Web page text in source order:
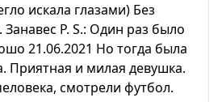
искала глазами) Без
P. S.: Один раз было
21.06.2021 Но тогда была
Приятная и милая девушка.
смотрели футбол.